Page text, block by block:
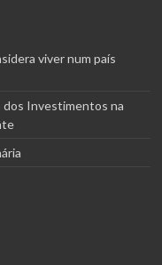
viver num país
dos Investimentos na